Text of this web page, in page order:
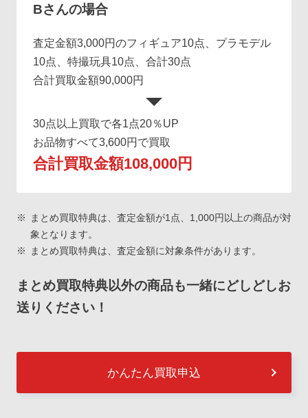
Bさんの場合
査定金額3,000円のフィギュア10点、プラモデル
10点、特撮玩具10点、合計30点
合計買取金額90,000円
30点以上買取で各1点20％UP
お品物すべて3,600円で買取
合計買取金額108,000円
まとめ買取特典は、査定金額が1点、1,000円以上の商品が対
象となります。
まとめ買取特典は、査定金額に対象条件があります。
まとめ買取特典以外の商品も一緒にどしどしお
送りください！
かんたん買取申込